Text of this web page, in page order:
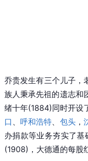
乔贵发生有三个儿子，
族人秉承先祖的遗志和
绪十年(1884)同时开设
口
、呼和浩特 包头，
办捐款等业务夯实了
(1908)， 大德通的每股